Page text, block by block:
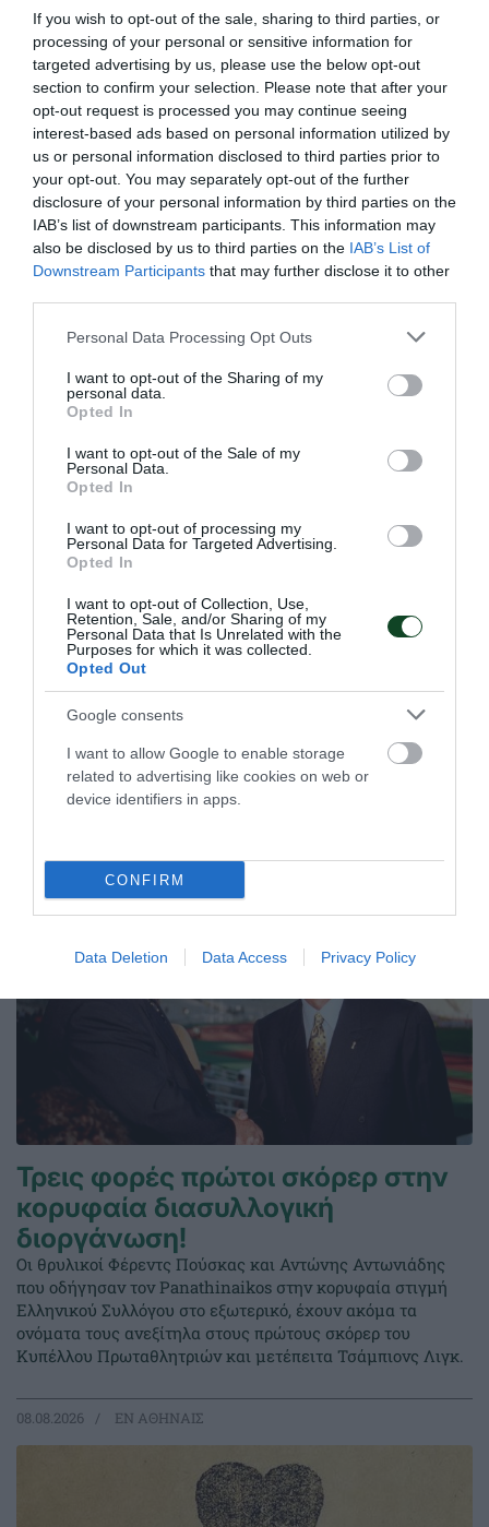
If you wish to opt-out of the sale, sharing to third parties, or
processing of your personal or sensitive information for
targeted advertising by us, please use the below opt-out
section to confirm your selection. Please note that after your
opt-out request is processed you may continue seeing
interest-based ads based on personal information utilized by
us or personal information disclosed to third parties prior to
your opt-out. You may separately opt-out of the further
disclosure of your personal information by third parties on the
IAB’s list of downstream participants. This information may
also be disclosed by us to third parties on the IAB’s List of
Downstream Participants that may further disclose it to other
Please note that this website/app uses one or more Google
not limited to your visit or usage behaviour. You may click to
grant or deny consent to Google and its third-party tags to
use your data for below specified purposes in below Google
consent section.
Personal Data Processing Opt Outs
I want to opt-out of the Sharing of my
personal data.
Opted In
I want to opt-out of the Sale of my
Personal Data.
Opted In
I want to opt-out of processing my
Personal Data for Targeted Advertising.
Opted In
I want to opt-out of Collection, Use,
Retention, Sale, and/or Sharing of my
Personal Data that Is Unrelated with the
Purposes for which it was collected.
Opted Out
Google consents
I want to allow Google to enable storage
related to advertising like cookies on web or
device identifiers in apps.
CONFIRM
Data Deletion Data Access Privacy Policy
Η κλήρωση της EuroLeague
Women
Ο Παναθηναϊκός έμαθε το μονοπάτι του για την πρόκριση
στους ομίλους της EuroLeague.
16.07.2026 ΜΠΑΣΚΕΤ ΓΥΝΑΙΚΩΝ
Τα δεδομένα της κλήρωσης για τη
EuroLeague women
Στις 16 Ιουλίου θα μάθει ο Παναθηναϊκός το μονοπάτι του
για την πρόκριση στους ομίλους της EuroLeague women.
Τρεις φορές πρώτοι σκόρερ στην
κορυφαία διασυλλογική
διοργάνωση!
Οι θρυλικοί Φέρεντς Πούσκας και Αντώνης Αντωνιάδης
που οδήγησαν τον Panathinaikos στην κορυφαία στιγμή
Ελληνικού Συλλόγου στο εξωτερικό, έχουν ακόμα τα
ονόματα τους ανεξίτηλα στους πρώτους σκόρερ του
Κυπέλλου Πρωταθλητριών και μετέπειτα Τσάμπιονς Λιγκ.
08.08.2026 EΝ ΑΘΗΝΑΙΣ